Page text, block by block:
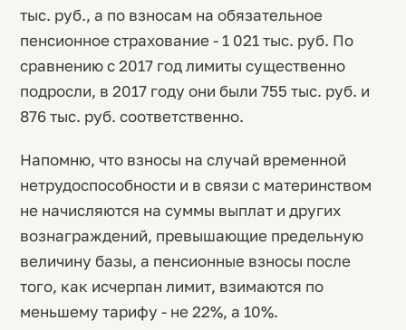
тыс. руб., а по взносам на обязательное
пенсионное страхование - 1 021 тыс. руб. По
сравнению с 2017 год лимиты существенно
подросли, в 2017 году они были 755 тыс. руб. и
876 тыс. руб. соответственно.
Напомню, что взносы на случай временной
нетрудоспособности и в связи с материнством
не начисляются на суммы выплат и других
вознаграждений, превышающие предельную
величину базы, а пенсионные взносы после
того, как исчерпан лимит, взимаются по
меньшему тарифу - не 22%, а 10%.